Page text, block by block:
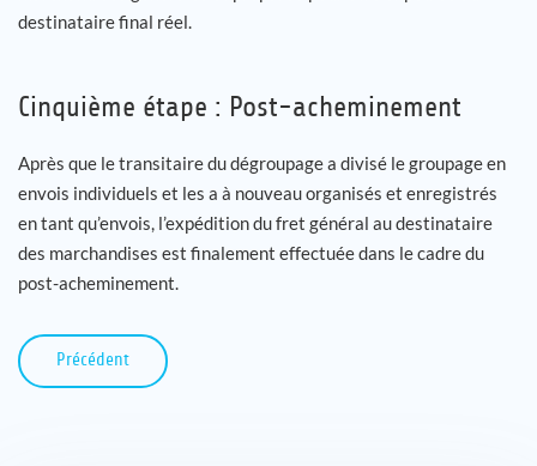
destinataire final réel.
Cinquième étape : Post-acheminement
Après que le transitaire du dégroupage a divisé le groupage en
envois individuels et les a à nouveau organisés et enregistrés
en tant qu’envois, l’expédition du fret général au destinataire
des marchandises est finalement effectuée dans le cadre du
post-acheminement.
Précédent